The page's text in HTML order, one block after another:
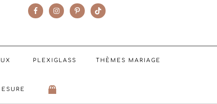
PLEXIGLASS THÈMES MARIAGE